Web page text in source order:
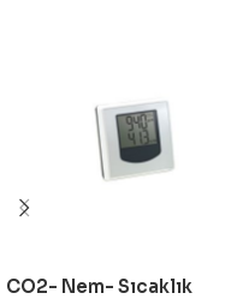
CO2- Nem- Sıcaklık